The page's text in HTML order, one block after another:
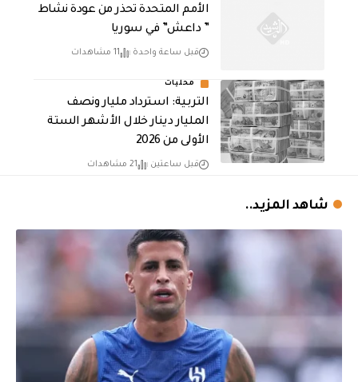
الأمم المتحدة تحذر من عودة نشاط
” داعش” في سوريا
قبل ساعة واحدة 11 مشاهدات
محليات
التربية: استرداد مليار ونصف
المليار دينار خلال الأشهر الستة
الأولى من 2026
قبل ساعتين 21 مشاهدات
شاهد المزيد..